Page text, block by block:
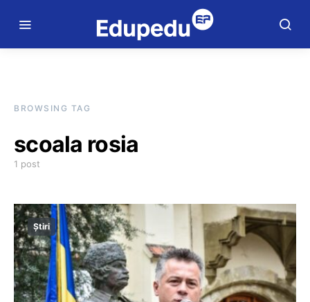
BROWSING TAG
scoala rosia
1 post
Știri